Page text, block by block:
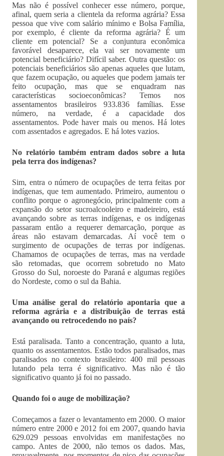
Mas não é possível conhecer esse número, porque,
afinal, quem seria a clientela da reforma agrária? Essa
pessoa que vive com salário mínimo e Bolsa Família,
por exemplo, é cliente da reforma agrária? É um
cliente em potencial? Se a conjuntura econômica
favorável desaparece, ela vai ser novamente um
potencial beneficiário? Difícil saber. Outra questão: os
potenciais beneficiários são apenas aqueles que lutam,
que fazem ocupação, ou aqueles que podem jamais ter
feito ocupação, mas que se enquadram nas
características socioeconômicas? Temos nos
assentamentos brasileiros 933.836 famílias. Esse
número, na verdade, é a capacidade dos
assentamentos. Pode haver mais ou menos. Há lotes
com assentados e agregados. E há lotes vazios.
No relatório também entram dados sobre a luta
pela terra dos indígenas?
Sim, entra o número de ocupações de terra feitas por
indígenas, que tem aumentado. Primeiro, aumentou o
conflito porque o agronegócio, principalmente com a
expansão do setor sucroalcooleiro e madeireiro, está
avançando sobre as terras indígenas, e os indígenas
passaram então a requerer demarcação, porque as
áreas não estavam demarcadas. Aí você tem o
surgimento de ocupações de terras por indígenas.
Chamamos de ocupações de terras, mas na verdade
são retomadas, que ocorrem sobretudo no Mato
Grosso do Sul, noroeste do Paraná e algumas regiões
do Nordeste, como o sul da Bahia.
Uma análise geral do relatório apontaria que a
reforma agrária e a distribuição de terras está
avançando ou retrocedendo no país?
Está paralisada. Tanto a concentração, quanto a luta,
quanto os assentamentos. Estão todos paralisados, mas
paralisados no contexto brasileiro: 400 mil pessoas
lutando pela terra é significativo. Mas não é tão
significativo quanto já foi no passado.
Quando foi o auge de mobilização?
Começamos a fazer o levantamento em 2000. O maior
número entre 2000 e 2012 foi em 2007, quando havia
629.029 pessoas envolvidas em manifestações no
campo. Antes de 2000, não temos os dados. Mas,